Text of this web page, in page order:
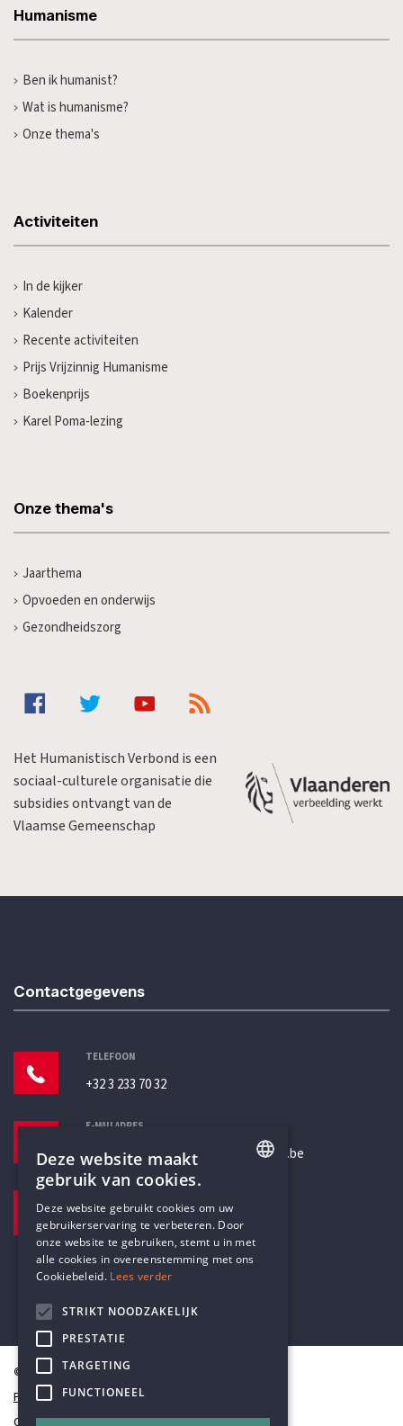
Humanisme
Ben ik humanist?
Wat is humanisme?
Onze thema's
Activiteiten
In de kijker
Kalender
Recente activiteiten
Prijs Vrijzinnig Humanisme
Boekenprijs
Karel Poma-lezing
Onze thema's
Jaarthema
Opvoeden en onderwijs
Gezondheidszorg
Het Humanistisch Verbond is een
sociaal-culturele organisatie die
subsidies ontvangt van de
Vlaamse Gemeenschap
Contactgegevens
TELEFOON
+32 3 233 70 32
E-MAILADRES
secretariaat@humanistischverbond.be
Pottenbrug 4
Antwerpen, 2000
© Humanistisch Verbond 2026
Privacy
DUTCH
Deze website maakt
gebruik van cookies.
Deze website gebruikt cookies om uw
gebruikerservaring te verbeteren. Door
onze website te gebruiken, stemt u in met
alle cookies in overeenstemming met ons
Cookiebeleid. Lees verder
STRIKT NOODZAKELIJK
PRESTATIE
TARGETING
FUNCTIONEEL